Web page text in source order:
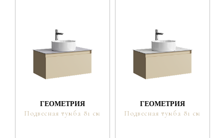
ГЕОМЕТРИЯ
Подвесная тумба 81 см
ГЕОМЕТРИЯ
Подвесная тумба 81 см